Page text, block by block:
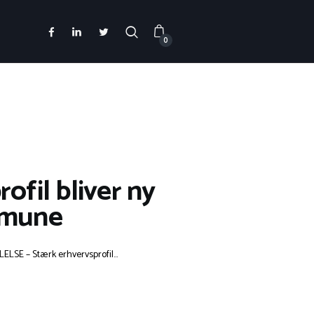
0
bliver ny
– Stærk erhvervsprofil...